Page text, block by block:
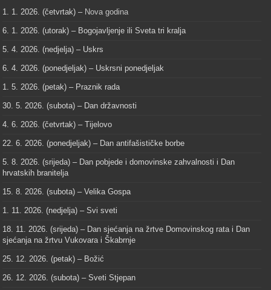
1. 1. 2026. (četvrtak) – Nova godina
6. 1. 2026. (utorak) – Bogojavljenje ili Sveta tri kralja
5. 4. 2026. (nedjelja) – Uskrs
6. 4. 2026. (ponedjeljak) – Uskrsni ponedjeljak
1. 5. 2026. (petak) – Praznik rada
30. 5. 2026. (subota) – Dan državnosti
4. 6. 2026. (četvrtak) – Tijelovo
22. 6. 2026. (ponedjeljak) – Dan antifašističke borbe
5. 8. 2026. (srijeda) – Dan pobjede i domovinske zahvalnosti i Dan
hrvatskih branitelja
15. 8. 2026. (subota) – Velika Gospa
1. 11. 2026. (nedjelja) – Svi sveti
18. 11. 2026. (srijeda) – Dan sjećanja na žrtve Domovinskog rata i Dan
sjećanja na žrtvu Vukovara i Škabrnje
25. 12. 2026. (petak) – Božić
26. 12. 2026. (subota) – Sveti Stjepan